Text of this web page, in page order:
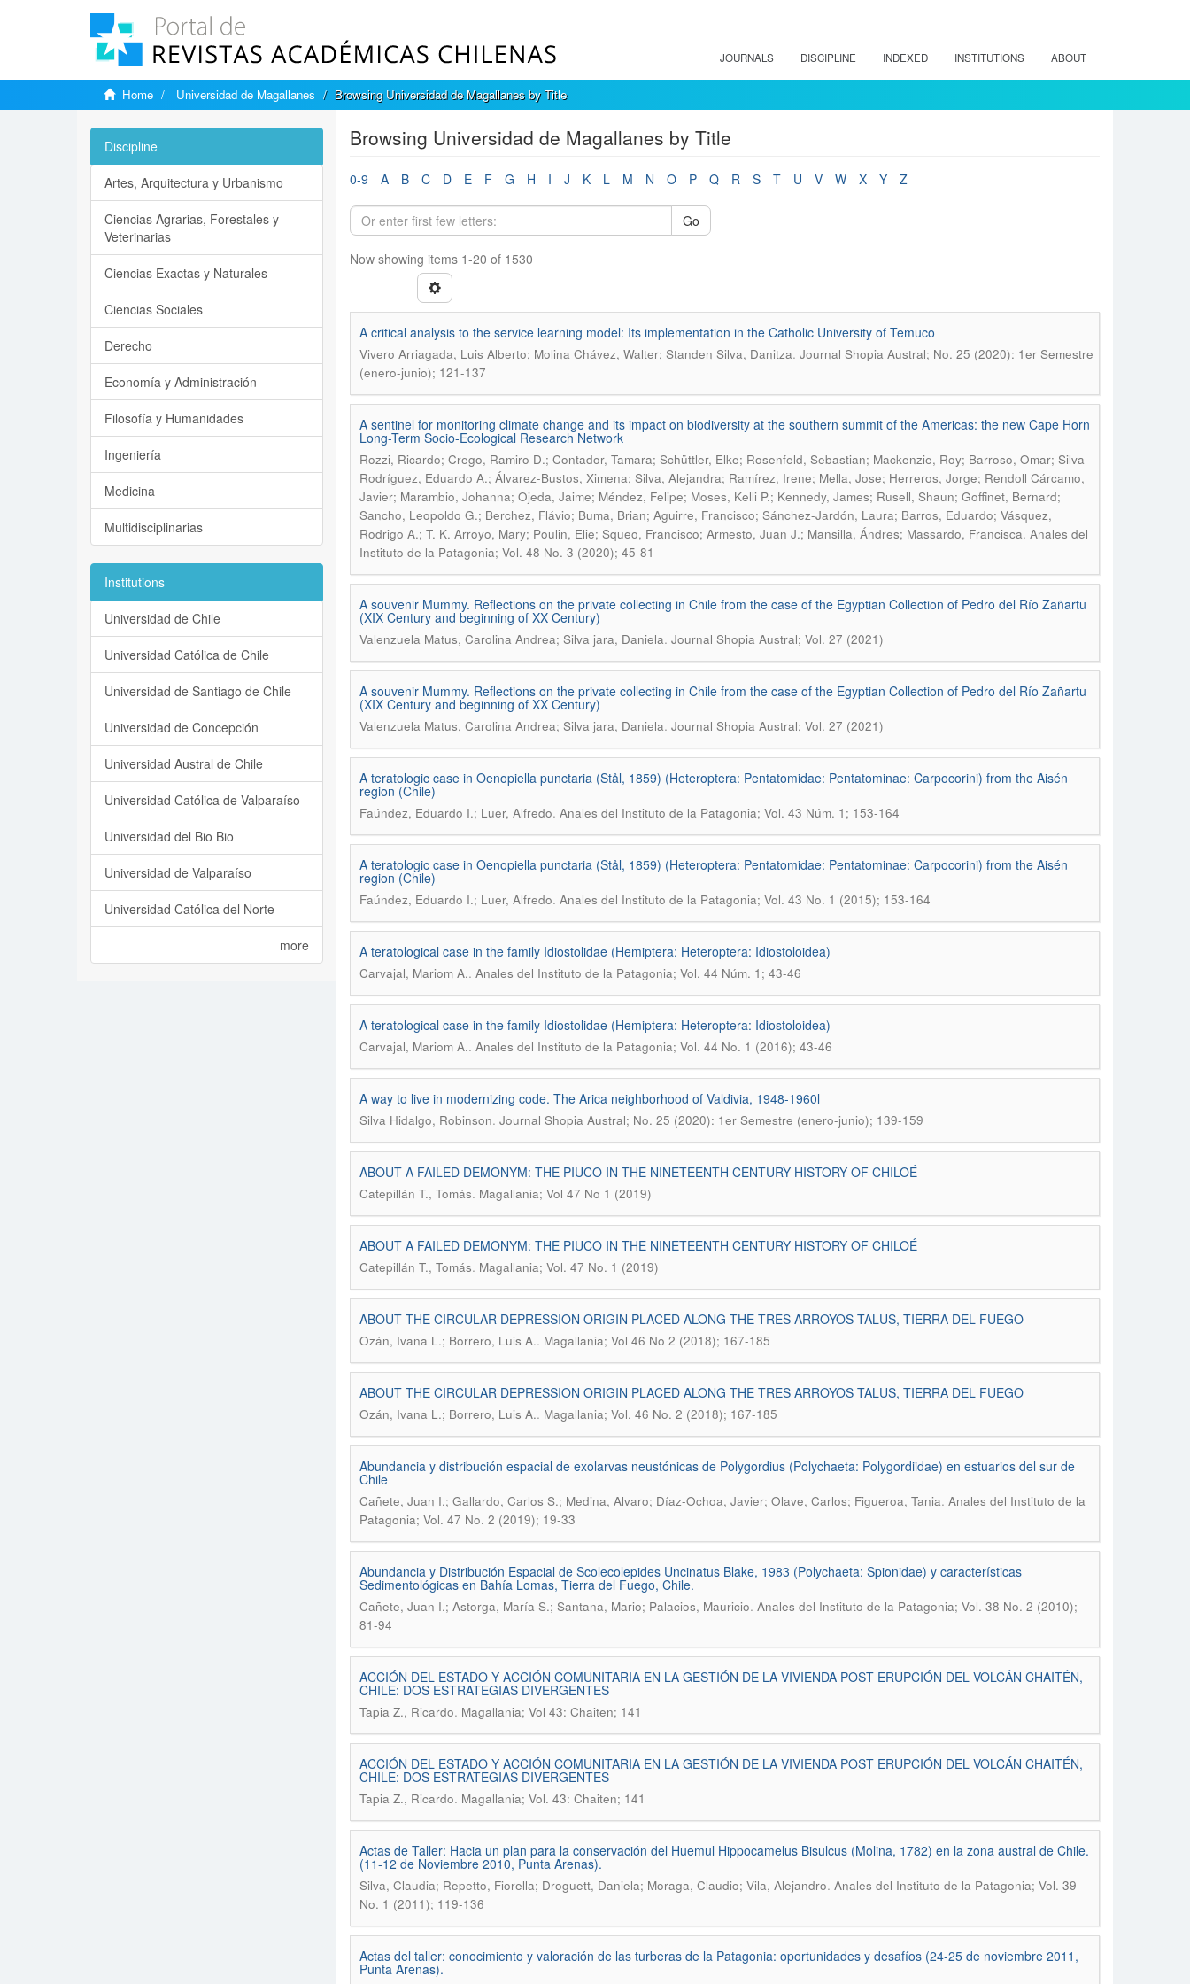
JOURNALS DISCIPLINE INDEXED INSTITUTIONS ABOUT
Home Universidad de Magallanes Browsing Universidad de Magallanes by Title
Browsing Universidad de Magallanes by Title
0-9 A B C D E F G H I J K L M N O P Q R S T U V W X Y Z
Go
Now showing items 1-20 of 1530
A critical analysis to the service learning model: Its implementation in the Catholic University of Temuco
Vivero Arriagada, Luis Alberto; Molina Chávez, Walter; Standen Silva, Danitza. Journal Shopia Austral; No. 25 (2020): 1er Semestre
(enero-junio); 121-137
A sentinel for monitoring climate change and its impact on biodiversity at the southern summit of the Americas: the new Cape Horn
Long-Term Socio-Ecological Research Network
Rozzi, Ricardo; Crego, Ramiro D.; Contador, Tamara; Schüttler, Elke; Rosenfeld, Sebastian; Mackenzie, Roy; Barroso, Omar; Silva-
Rodríguez, Eduardo A.; Álvarez-Bustos, Ximena; Silva, Alejandra; Ramírez, Irene; Mella, Jose; Herreros, Jorge; Rendoll Cárcamo,
Javier; Marambio, Johanna; Ojeda, Jaime; Méndez, Felipe; Moses, Kelli P.; Kennedy, James; Rusell, Shaun; Goffinet, Bernard;
Sancho, Leopoldo G.; Berchez, Flávio; Buma, Brian; Aguirre, Francisco; Sánchez-Jardón, Laura; Barros, Eduardo; Vásquez,
Rodrigo A.; T. K. Arroyo, Mary; Poulin, Elie; Squeo, Francisco; Armesto, Juan J.; Mansilla, Ándres; Massardo, Francisca. Anales del
Instituto de la Patagonia; Vol. 48 No. 3 (2020); 45-81
A souvenir Mummy. Reflections on the private collecting in Chile from the case of the Egyptian Collection of Pedro del Río Zañartu
(XIX Century and beginning of XX Century)
Valenzuela Matus, Carolina Andrea; Silva jara, Daniela. Journal Shopia Austral; Vol. 27 (2021)
A souvenir Mummy. Reflections on the private collecting in Chile from the case of the Egyptian Collection of Pedro del Río Zañartu
(XIX Century and beginning of XX Century)
Valenzuela Matus, Carolina Andrea; Silva jara, Daniela. Journal Shopia Austral; Vol. 27 (2021)
A teratologic case in Oenopiella punctaria (Stål, 1859) (Heteroptera: Pentatomidae: Pentatominae: Carpocorini) from the Aisén
region (Chile)
Faúndez, Eduardo I.; Luer, Alfredo. Anales del Instituto de la Patagonia; Vol. 43 Núm. 1; 153-164
A teratologic case in Oenopiella punctaria (Stål, 1859) (Heteroptera: Pentatomidae: Pentatominae: Carpocorini) from the Aisén
region (Chile)
Faúndez, Eduardo I.; Luer, Alfredo. Anales del Instituto de la Patagonia; Vol. 43 No. 1 (2015); 153-164
A teratological case in the family Idiostolidae (Hemiptera: Heteroptera: Idiostoloidea)
Carvajal, Mariom A.. Anales del Instituto de la Patagonia; Vol. 44 Núm. 1; 43-46
A teratological case in the family Idiostolidae (Hemiptera: Heteroptera: Idiostoloidea)
Carvajal, Mariom A.. Anales del Instituto de la Patagonia; Vol. 44 No. 1 (2016); 43-46
A way to live in modernizing code. The Arica neighborhood of Valdivia, 1948-1960l
Silva Hidalgo, Robinson. Journal Shopia Austral; No. 25 (2020): 1er Semestre (enero-junio); 139-159
ABOUT A FAILED DEMONYM: THE PIUCO IN THE NINETEENTH CENTURY HISTORY OF CHILOÉ
Catepillán T., Tomás. Magallania; Vol 47 No 1 (2019)
ABOUT A FAILED DEMONYM: THE PIUCO IN THE NINETEENTH CENTURY HISTORY OF CHILOÉ
Catepillán T., Tomás. Magallania; Vol. 47 No. 1 (2019)
ABOUT THE CIRCULAR DEPRESSION ORIGIN PLACED ALONG THE TRES ARROYOS TALUS, TIERRA DEL FUEGO
Ozán, Ivana L.; Borrero, Luis A.. Magallania; Vol 46 No 2 (2018); 167-185
ABOUT THE CIRCULAR DEPRESSION ORIGIN PLACED ALONG THE TRES ARROYOS TALUS, TIERRA DEL FUEGO
Ozán, Ivana L.; Borrero, Luis A.. Magallania; Vol. 46 No. 2 (2018); 167-185
Abundancia y distribución espacial de exolarvas neustónicas de Polygordius (Polychaeta: Polygordiidae) en estuarios del sur de
Chile
Cañete, Juan I.; Gallardo, Carlos S.; Medina, Alvaro; Díaz-Ochoa, Javier; Olave, Carlos; Figueroa, Tania. Anales del Instituto de la
Patagonia; Vol. 47 No. 2 (2019); 19-33
Abundancia y Distribución Espacial de Scolecolepides Uncinatus Blake, 1983 (Polychaeta: Spionidae) y características
Sedimentológicas en Bahía Lomas, Tierra del Fuego, Chile.
Cañete, Juan I.; Astorga, María S.; Santana, Mario; Palacios, Mauricio. Anales del Instituto de la Patagonia; Vol. 38 No. 2 (2010);
81-94
ACCIÓN DEL ESTADO Y ACCIÓN COMUNITARIA EN LA GESTIÓN DE LA VIVIENDA POST ERUPCIÓN DEL VOLCÁN CHAITÉN,
CHILE: DOS ESTRATEGIAS DIVERGENTES
Tapia Z., Ricardo. Magallania; Vol 43: Chaiten; 141
ACCIÓN DEL ESTADO Y ACCIÓN COMUNITARIA EN LA GESTIÓN DE LA VIVIENDA POST ERUPCIÓN DEL VOLCÁN CHAITÉN,
CHILE: DOS ESTRATEGIAS DIVERGENTES
Tapia Z., Ricardo. Magallania; Vol. 43: Chaiten; 141
Actas de Taller: Hacia un plan para la conservación del Huemul Hippocamelus Bisulcus (Molina, 1782) en la zona austral de Chile.
(11-12 de Noviembre 2010, Punta Arenas).
Silva, Claudia; Repetto, Fiorella; Droguett, Daniela; Moraga, Claudio; Vila, Alejandro. Anales del Instituto de la Patagonia; Vol. 39
No. 1 (2011); 119-136
Actas del taller: conocimiento y valoración de las turberas de la Patagonia: oportunidades y desafíos (24-25 de noviembre 2011,
Punta Arenas).
Discipline
Artes, Arquitectura y Urbanismo
Ciencias Agrarias, Forestales y
Veterinarias
Ciencias Exactas y Naturales
Ciencias Sociales
Derecho
Economía y Administración
Filosofía y Humanidades
Ingeniería
Medicina
Multidisciplinarias
Institutions
Universidad de Chile
Universidad Católica de Chile
Universidad de Santiago de Chile
Universidad de Concepción
Universidad Austral de Chile
Universidad Católica de Valparaíso
Universidad del Bio Bio
Universidad de Valparaíso
Universidad Católica del Norte
more